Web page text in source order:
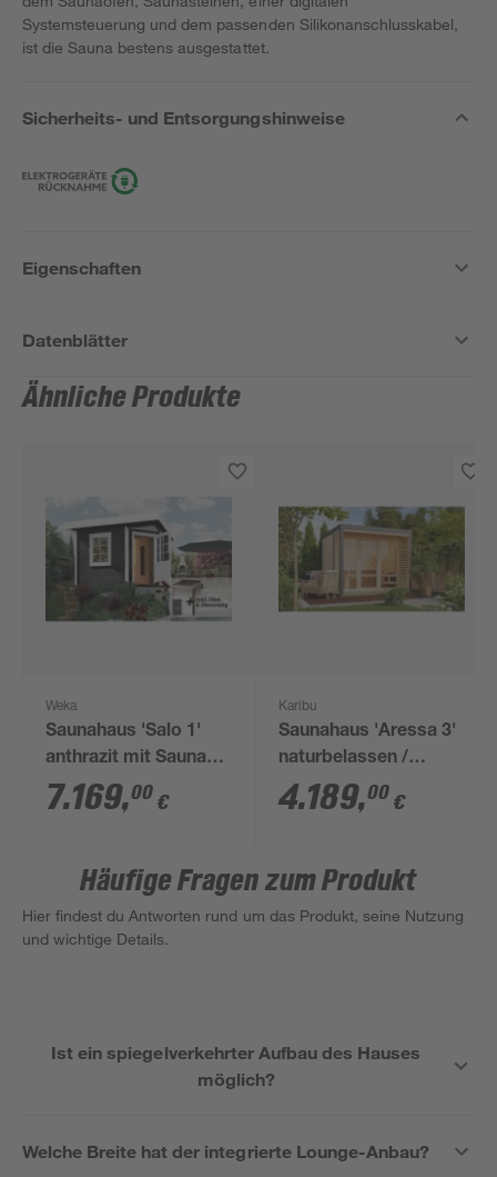
Systemsteuerung und dem passenden Silikonanschlusskabel,
ist die Sauna bestens ausgestattet.
Sicherheits- und Entsorgungshinweise
Eigenschaften
Datenblätter
Ähnliche Produkte
Weka
Saunahaus 'Salo 1'
anthrazit mit Sauna
Varberg 3 und 7,5 kW
BioS-Ofenset,
298 x 298 x 237 cm
7.169,00 €
Karibu
Saunahaus 'Aressa 3'
naturbelassen /
graualuminium Ofen 9
kW externe Steuerung
4.189,00 €
Häufige Fragen zum Produkt
Hier findest du Antworten rund um das Produkt, seine Nutzung
und wichtige Details.
Ist ein spiegelverkehrter Aufbau des Hauses
möglich?
Welche Breite hat der integrierte Lounge-Anbau?